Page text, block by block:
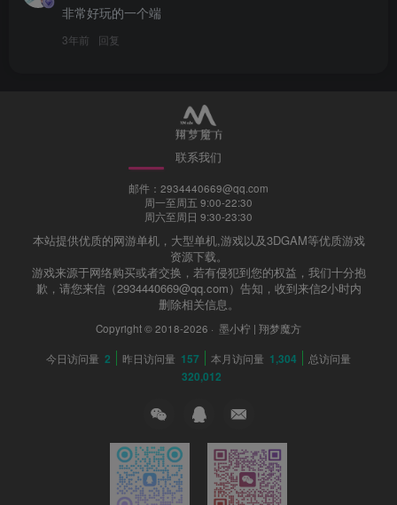
非常好玩的一个端
3年前 回复
联系我们
邮件：2934440669@qq.com
周一至周五 9:00-22:30
周六至周日 9:30-23:30
本站提供优质的网游单机，大型单机,游戏以及3DGAM等优质游戏
资源下载。
游戏来源于网络购买或者交换，若有侵犯到您的权益，我们十分抱
歉，请您来信（2934440669@qq.com）告知，收到来信2小时内
删除相关信息。
Copyright © 2018-2026 · 墨小柠 | 翔梦魔方
今日访问量 2 昨日访问量 157 本月访问量 1,304 总访问量
320,012